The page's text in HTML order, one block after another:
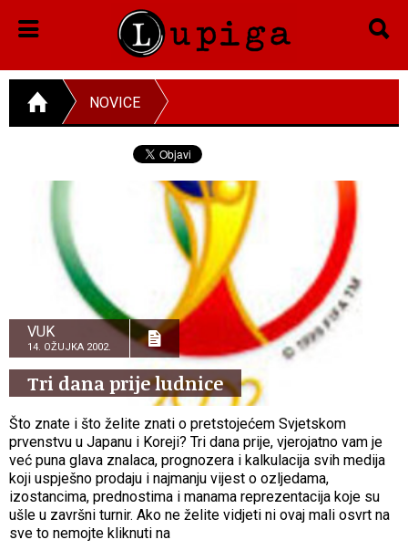
NOVICE
VUK
14. OŽUJKA 2002.
Tri dana prije ludnice
Što znate i što želite znati o pretstojećem Svjetskom
prvenstvu u Japanu i Koreji? Tri dana prije, vjerojatno vam je
već puna glava znalaca, prognozera i kalkulacija svih medija
koji uspješno prodaju i najmanju vijest o ozljedama,
izostancima, prednostima i manama reprezentacija koje su
ušle u završni turnir. Ako ne želite vidjeti ni ovaj mali osvrt na
sve to nemojte kliknuti na